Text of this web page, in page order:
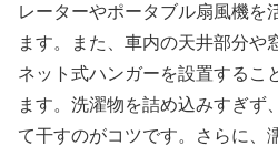
レーターやポータブル扇風機を
ます。また、車内の天井部分や
ネット式ハンガーを設置するこ
ます。洗濯物を詰め込みすぎず
て干すのがコツです。さらに、